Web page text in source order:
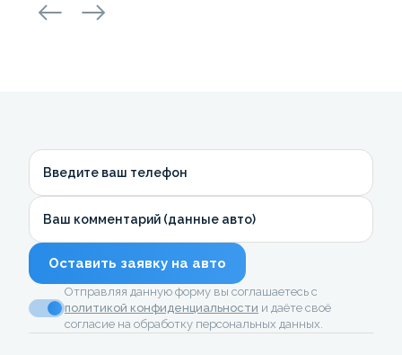
Введите ваш телефон
Ваш комментарий (данные авто)
Оставить заявку на авто
Отправляя данную форму вы соглашаетесь с
политикой конфиденциальности и даёте своё
согласие на обработку персональных данных.